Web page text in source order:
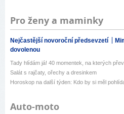
Pro ženy a maminky
Nejčastější novoroční předsevzetí
dovolenou
Tady hlídám já! 40 momentek, na kterých
Salát s rajčaty, ořechy a dresinkem
Horoskop na další týden: Kdo by si měl
Auto-moto